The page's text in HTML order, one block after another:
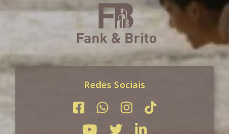
Redes Sociais